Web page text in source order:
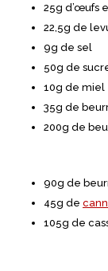
25g d’œufs
22,5g de
9g de sel
50g de
10g de miel
35g de
200g de
90g de
45g de
105g de